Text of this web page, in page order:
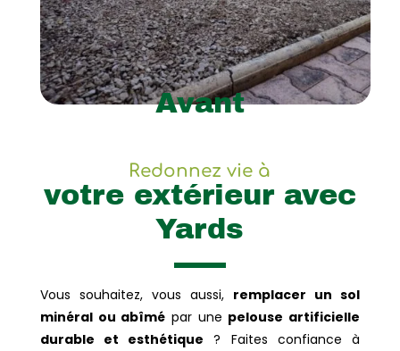
Avant
Redonnez vie à
votre extérieur avec
Yards
Vous souhaitez, vous aussi, remplacer un sol
minéral ou abîmé par une pelouse artificielle
durable et esthétique ? Faites confiance à